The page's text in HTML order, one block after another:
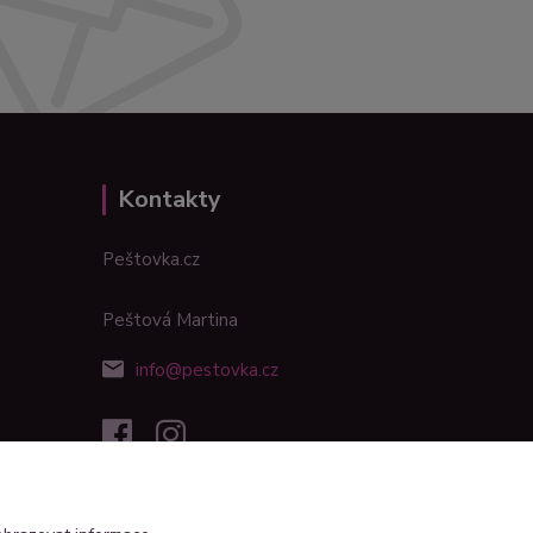
Kontakty
Peštovka.cz
Peštová Martina
info@pestovka.cz